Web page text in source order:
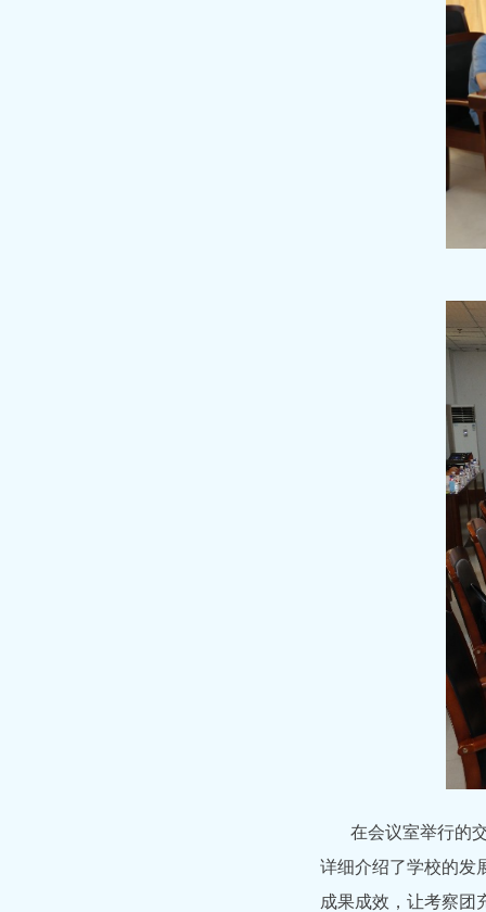
在会议室举行的
详细介绍了学校的发
成果成效，让考察团